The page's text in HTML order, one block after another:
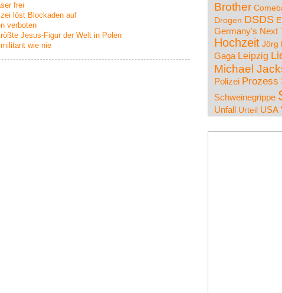
frei
löst Blockaden auf
verboten
Jesus-Figur der Welt in Polen
wie nie
Brother
Drogen DSDS
Germany's Next
Hochzeit Jörg
Gaga Leipzig
Michael
Polizei Prozess
Schweinegrippe
Unfall Urteil USA